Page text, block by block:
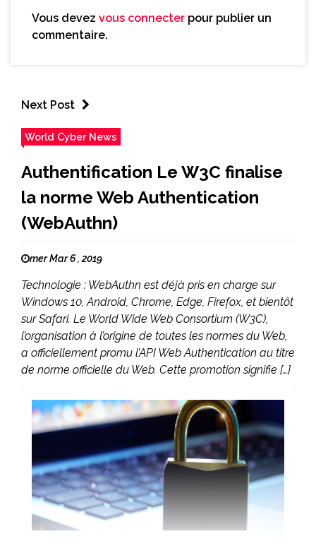
Vous devez vous connecter pour publier un
commentaire.
Next Post
World Cyber News
Authentification Le W3C finalise
la norme Web Authentication
(WebAuthn)
mer Mar 6 , 2019
Technologie : WebAuthn est déjà pris en charge sur
Windows 10, Android, Chrome, Edge, Firefox, et bientôt
sur Safari. Le World Wide Web Consortium (W3C),
l’organisation à l’origine de toutes les normes du Web,
a officiellement promu l’API Web Authentication au titre
de norme officielle du Web. Cette promotion signifie […]